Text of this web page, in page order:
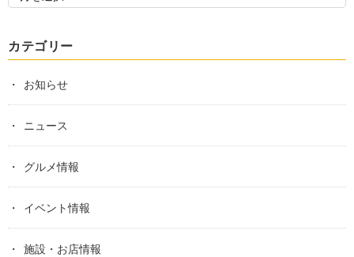
カテゴリー
お知らせ
ニュース
グルメ情報
イベント情報
施設・お店情報